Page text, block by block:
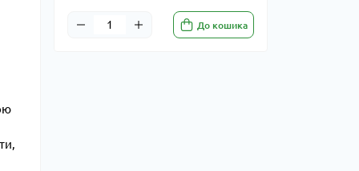
До кошика